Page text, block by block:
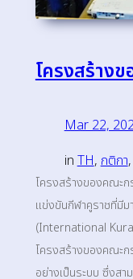
โครงสร้าง
Mar 22,
inTH, กติกา
โครงสร้างของคณะ
แข่งขันกีฬาคูราชที่มี
(International
โครงสร้างของคณะก
อย่างเป็นระบบ ซึ่งส